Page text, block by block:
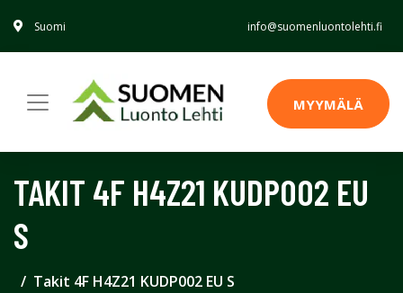
Suomi info@suomenluontolehti.fi
MYYMÄLÄ
TAKIT 4F H4Z21 KUDP002 EU
S
Takit 4F H4Z21 KUDP002 EU S